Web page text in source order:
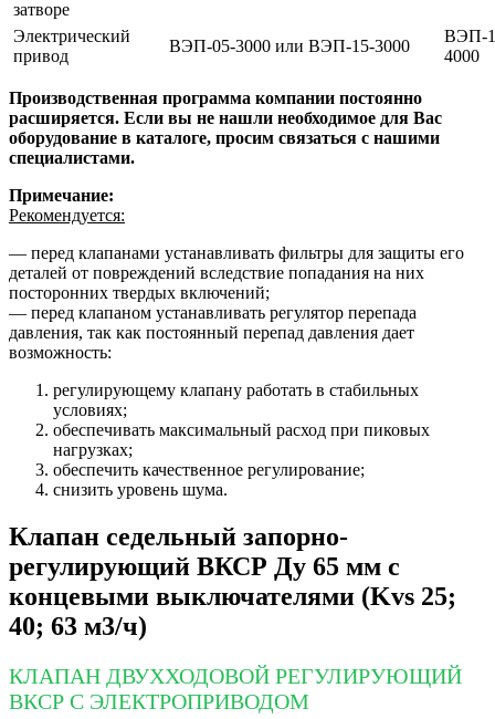
затворе
Электрический
привод
ВЭП-05-3000 или ВЭП-15-3000
ВЭП-
4000
Производственная программа компании постоянно
расширяется. Если вы не нашли необходимое для Вас
оборудование в каталоге, просим связаться с нашими
специалистами.
Примечание:
Рекомендуется:
— перед клапанами устанавливать фильтры для защиты его
деталей от повреждений вследствие попадания на них
посторонних твердых включений;
— перед клапаном устанавливать регулятор перепада
давления, так как постоянный перепад давления дает
возможность:
регулирующему клапану работать в стабильных
условиях;
обеспечивать максимальный расход при пиковых
нагрузках;
обеспечить качественное регулирование;
снизить уровень шума.
Клапан седельный запорно-
регулирующий ВКСР Ду 65 мм с
концевыми выключателями (Kvs 25;
40; 63 м3/ч)
КЛАПАН ДВУХХОДОВОЙ РЕГУЛИРУЮЩИЙ
ВКСР С ЭЛЕКТРОПРИВОДОМ